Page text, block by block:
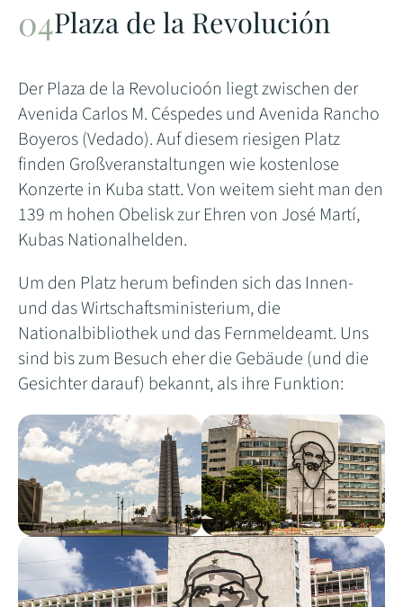
Plaza de la Revolución
Der Plaza de la Revolucioón liegt zwischen der
Avenida Carlos M. Céspedes und Avenida Rancho
Boyeros (Vedado). Auf diesem riesigen Platz
finden Großveranstaltungen wie kostenlose
Konzerte in Kuba statt. Von weitem sieht man den
139 m hohen Obelisk zur Ehren von José Martí,
Kubas Nationalhelden.
Um den Platz herum befinden sich das Innen-
und das Wirtschaftsministerium, die
Nationalbibliothek und das Fernmeldeamt. Uns
sind bis zum Besuch eher die Gebäude (und die
Gesichter darauf) bekannt, als ihre Funktion: